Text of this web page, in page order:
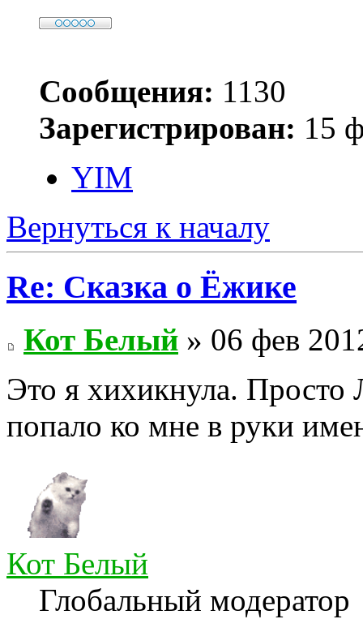
Сообщения: 1130
Зарегистрирован: 15
YIM
Вернуться к началу
Re: Сказка о Ёжике
Кот Белый » 06 фев
Это я хихикнула.
попало ко мне в руки
Кот Белый
Глобальный модератор